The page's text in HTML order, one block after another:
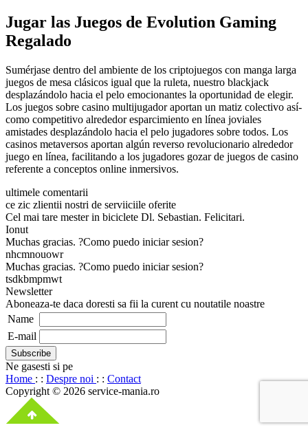
Jugar las Juegos de Evolution Gaming
Regalado
Sumérjase dentro del ambiente de los criptojuegos con manga larga
juegos de mesa clásicos igual que la ruleta, nuestro blackjack
desplazándolo hacia el pelo emocionantes la oportunidad de elegir.
Los juegos sobre casino multijugador aportan un matiz colectivo así­
como competitivo alrededor esparcimiento en línea joviales
amistades desplazándolo hacia el pelo jugadores sobre todos. Los
casinos metaversos aportan algún reverso revolucionario alrededor
juego en línea, facilitando a los jugadores gozar de juegos de casino
referente a conceptos online inmersivos.
ultimele comentarii
ce zic zlientii nostri de serviiciile oferite
Cel mai tare mester in biciclete Dl. Sebastian. Felicitari.
Ionut
Muchas gracias. ?Como puedo iniciar sesion?
nhcmnouowr
Muchas gracias. ?Como puedo iniciar sesion?
tsdkbmpmwt
Newsletter
Aboneaza-te daca doresti sa fii la curent cu noutatile noastre
Name
E-mail
Ne gasesti si pe
Home : : Despre noi : : Contact
Copyright © 2026 service-mania.ro